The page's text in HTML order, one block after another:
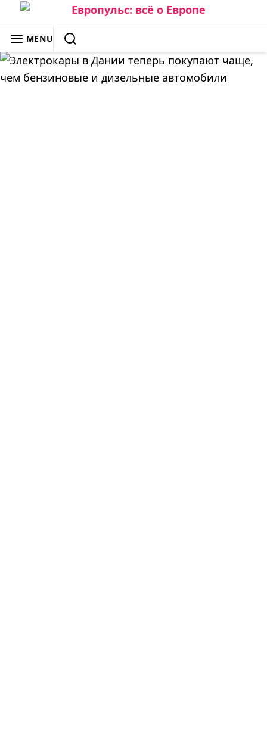
Skip
to
content
ЕВРОПУЛЬС: ВСЁ О ЕВРОПЕ
MENU
SEARCH